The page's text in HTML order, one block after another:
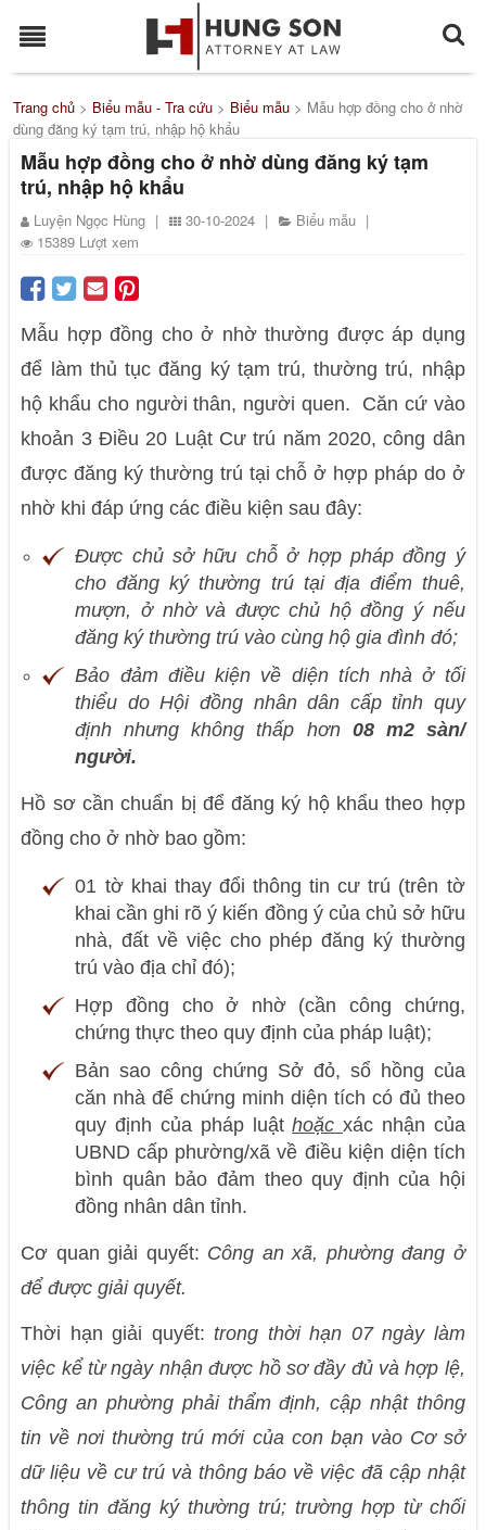
Trang chủ > Biểu mẫu - Tra cứu > Biểu mẫu > Mẫu hợp đồng cho ở nhờ
dùng đăng ký tạm trú, nhập hộ khẩu
Mẫu hợp đồng cho ở nhờ dùng đăng ký tạm
trú, nhập hộ khẩu
Luyện Ngọc Hùng | 30-10-2024 | Biểu mẫu |
15389 Lượt xem
Mẫu hợp đồng cho ở nhờ thường được áp dụng
để làm thủ tục đăng ký tạm trú, thường trú, nhập
hộ khẩu cho người thân, người quen. Căn cứ vào
khoản 3 Điều 20 Luật Cư trú năm 2020, công dân
được đăng ký thường trú tại chỗ ở hợp pháp do ở
nhờ khi đáp ứng các điều kiện sau đây:
Được chủ sở hữu chỗ ở hợp pháp đồng ý
cho đăng ký thường trú tại địa điểm thuê,
mượn, ở nhờ và được chủ hộ đồng ý nếu
đăng ký thường trú vào cùng hộ gia đình đó;
Bảo đảm điều kiện về diện tích nhà ở tối
thiểu do Hội đồng nhân dân cấp tỉnh quy
định nhưng không thấp hơn 08 m2 sàn/
người.
Hồ sơ cần chuẩn bị để đăng ký hộ khẩu theo hợp
đồng cho ở nhờ bao gồm:
01 tờ khai thay đổi thông tin cư trú (trên tờ
khai cần ghi rõ ý kiến đồng ý của chủ sở hữu
nhà, đất về việc cho phép đăng ký thường
trú vào địa chỉ đó);
Hợp đồng cho ở nhờ (cần công chứng,
chứng thực theo quy định của pháp luật);
Bản sao công chứng Sở đỏ, sổ hồng của
căn nhà để chứng minh diện tích có đủ theo
quy định của pháp luậthoặcxác nhận của
UBND cấp phường/xã về điều kiện diện tích
bình quân bảo đảm theo quy định của hội
đồng nhân dân tỉnh.
Cơ quan giải quyết: Công an xã, phường đang ở
để được giải quyết.
Thời hạn giải quyết:trong thời hạn 07 ngày làm
việc kể từ ngày nhận được hồ sơ đầy đủ và hợp lệ,
Công an phường phải thẩm định, cập nhật thông
tin về nơi thường trú mới của con bạn vào Cơ sở
dữ liệu về cư trú và thông báo về việc đã cập nhật
thông tin đăng ký thường trú; trường hợp từ chối